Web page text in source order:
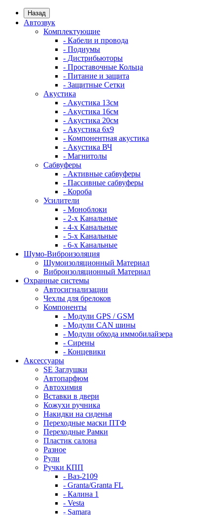
Назад
Автозвук
Комплектующие
- Кабели и провода
- Подиумы
- Дистрибьюторы
- Проставочные Кольца
- Питание и защита
- Защитные Сетки
Акустика
- Акустика 13см
- Акустика 16см
- Акустика 20см
- Акустика 6x9
- Компонентная акустика
- Акустика ВЧ
- Магнитолы
Сабвуферы
- Активные сабвуферы
- Пассивные сабвуферы
- Короба
Усилители
- Моноблоки
- 2-х Канальные
- 4-х Канальные
- 5-х Канальные
- 6-х Канальные
Шумо-Виброизоляция
Шумоизоляционный Материал
Виброизоляционный Материал
Охранные системы
Автосигнализации
Чехлы для брелоков
Компоненты
- Модули GPS / GSM
- Модули CAN шины
- Модули обхода иммобилайзера
- Сирены
- Концевики
Аксессуары
SE Заглушки
Автопарфюм
Автохимия
Вставки в двери
Кожухи ручника
Накидки на сиденья
Переходные маски ПТФ
Переходные Рамки
Пластик салона
Разное
Рули
Ручки КПП
- Ваз-2109
- Granta/Granta FL
- Калина 1
- Vesta
- Samara